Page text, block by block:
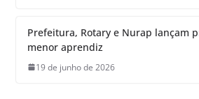
Prefeitura, Rotary e Nurap lançam
menor aprendiz
19 de junho de 2026